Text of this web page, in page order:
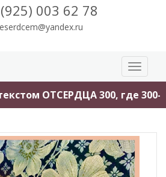
003 62 78
Toggle
ОТСЕРДЦА 300, где 300-